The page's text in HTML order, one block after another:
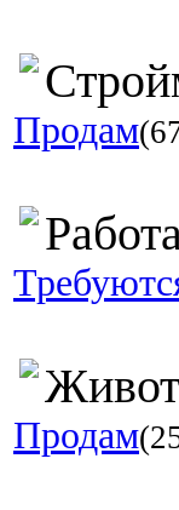
Продам
Продам